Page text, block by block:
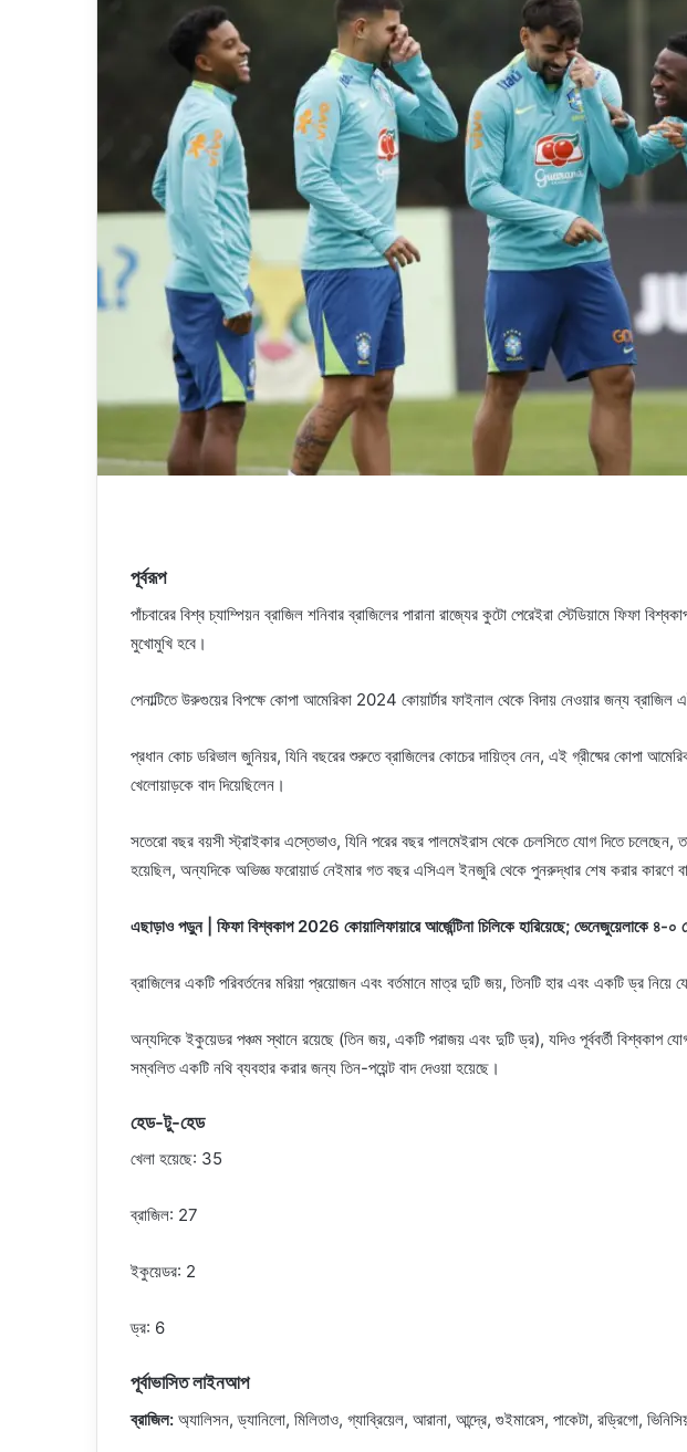
পূর্বরূপ
পাঁচবারের বিশ্ব চ্যাম্পিয়ন ব্রাজিল শনিবার ব্রাজিলের পারানা রাজ্যের কুটো পেরেইরা স্টেডিয়ামে ফিফা
মুখোমুখি হবে।
পেনাল্টিতে উরুগুয়ের বিপক্ষে কোপা আমেরিকা 2024 কোয়ার্টার ফাইনাল থেকে বিদায় নেওয়ার জন্য ব্রাজিল
প্রধান কোচ ডরিভাল জুনিয়র, যিনি বছরের শুরুতে ব্রাজিলের কোচের দায়িত্ব নেন, এই গ্রীষ্মের কোপা
খেলোয়াড়কে বাদ দিয়েছিলেন।
সতেরো বছর বয়সী স্ট্রাইকার এস্তেভাও, যিনি পরের বছর পালমেইরাস থেকে চেলসিতে যোগ দিতে চলেছেন,
হয়েছিল, অন্যদিকে অভিজ্ঞ ফরোয়ার্ড নেইমার গত বছর এসিএল ইনজুরি থেকে পুনরুদ্ধার শেষ করার কারণে
এছাড়াও পড়ুন | ফিফা বিশ্বকাপ 2026 কোয়ালিফায়ারে আর্জেন্টিনা চিলিকে হারিয়েছে; ভেনেজুয়েলাকে ৪-০
ব্রাজিলের একটি পরিবর্তনের মরিয়া প্রয়োজন এবং বর্তমানে মাত্র দুটি জয়, তিনটি হার এবং একটি ড্র নিয়ে
অন্যদিকে ইকুয়েডর পঞ্চম স্থানে রয়েছে (তিন জয়, একটি পরাজয় এবং দুটি ড্র), যদিও পূর্ববর্তী বিশ্বকাপ
সম্বলিত একটি নথি ব্যবহার করার জন্য তিন-পয়েন্ট বাদ দেওয়া হয়েছে।
হেড-টু-হেড
খেলা হয়েছে: 35
ব্রাজিল: 27
ইকুয়েডর: 2
ড্র: 6
পূর্বাভাসিত লাইনআপ
ব্রাজিল: অ্যালিসন, ড্যানিলো, মিলিতাও, গ্যাব্রিয়েল, আরানা, আন্দ্রে, গুইমারেস, পাকেটা, রড্রিগো,